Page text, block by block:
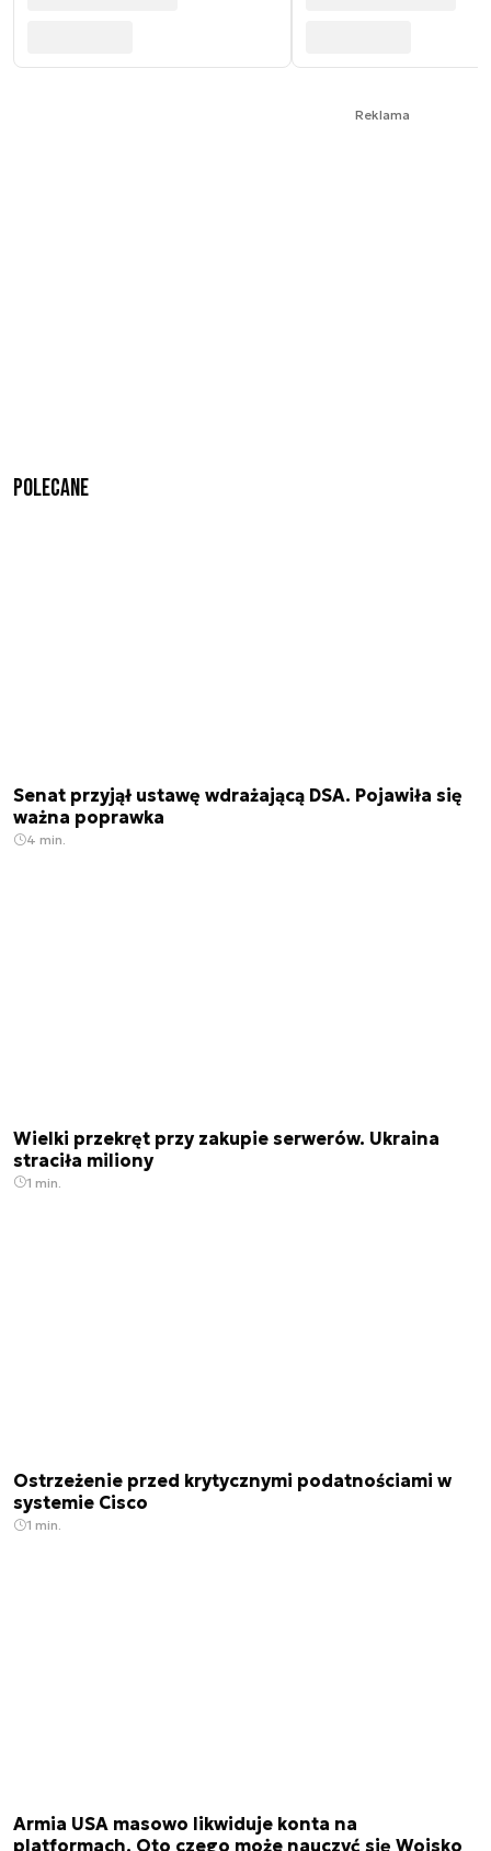
Reklama
Polecane
Senat przyjął ustawę wdrażającą DSA. Pojawiła się
ważna poprawka
4 min.
Wielki przekręt przy zakupie serwerów. Ukraina
straciła miliony
1 min.
Ostrzeżenie przed krytycznymi podatnościami w
systemie Cisco
1 min.
Armia USA masowo likwiduje konta na
platformach. Oto czego może nauczyć się Wojsko